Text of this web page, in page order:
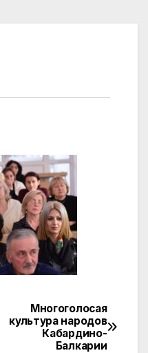
Многоголосая
культура народов
Кабардино-
Балкарии